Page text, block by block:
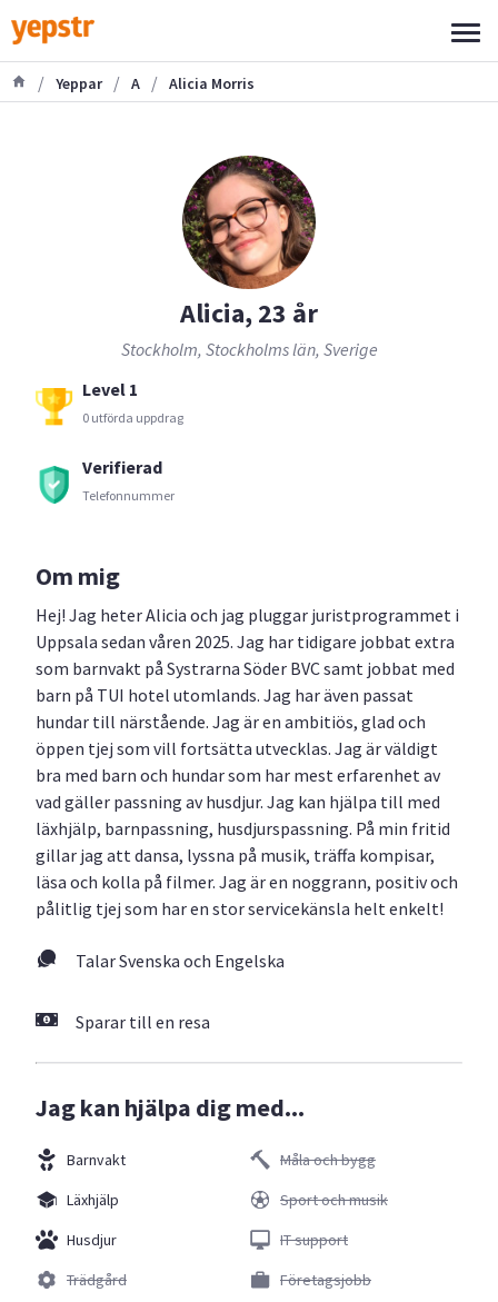
/ Yeppar / A / Alicia Morris
Alicia, 23 år
Stockholm, Stockholms län, Sverige
Level 1
0 utförda uppdrag
Verifierad
Telefonnummer
Om mig
Hej! Jag heter Alicia och jag pluggar juristprogrammet i
Uppsala sedan våren 2025. Jag har tidigare jobbat extra
som barnvakt på Systrarna Söder BVC samt jobbat med
barn på TUI hotel utomlands. Jag har även passat
hundar till närstående. Jag är en ambitiös, glad och
öppen tjej som vill fortsätta utvecklas. Jag är väldigt
bra med barn och hundar som har mest erfarenhet av
vad gäller passning av husdjur. Jag kan hjälpa till med
läxhjälp, barnpassning, husdjurspassning. På min fritid
gillar jag att dansa, lyssna på musik, träffa kompisar,
läsa och kolla på filmer. Jag är en noggrann, positiv och
pålitlig tjej som har en stor servicekänsla helt enkelt!
Talar Svenska och Engelska
Sparar till en resa
Jag kan hjälpa dig med...
Barnvakt
Läxhjälp
Husdjur
Trädgård
Måla och bygg
Sport och musik
IT support
Företagsjobb